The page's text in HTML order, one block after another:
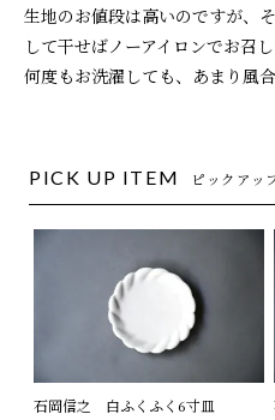
生地のお値段は高いのですが、
して干せばノーアイロンでお召し
何度もお洗濯しても、あまり風
PICK UP ITEM ピックアッ
石岡信之 白ふくふく6寸皿